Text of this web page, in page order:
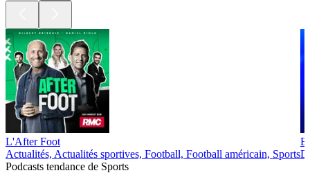
L'After Foot
Actualités, Actualités sportives, Football, Football américain, Sports
Podcasts tendance de Sports